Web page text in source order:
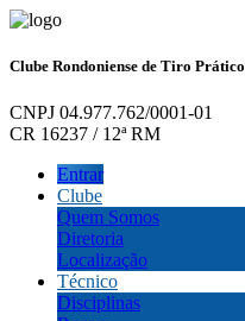
Clube Rondoniense de Tiro Prático
CNPJ 04.977.762/0001-01
CR 16237 / 12ª RM
Entrar
Clube
Quem Somos
Diretoria
Localização
Técnico
Disciplinas